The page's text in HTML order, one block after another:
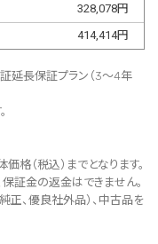
328,078円
414,414円
証延長保証プラン（3～4年
格（税込）までとなります。
証金の返金はできません。
正、優良社外品）、中古品を